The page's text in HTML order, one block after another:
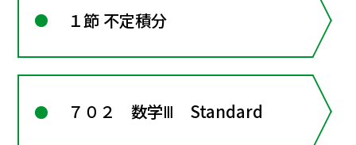
１節 不定積分
７０２ 数学Ⅲ Standard